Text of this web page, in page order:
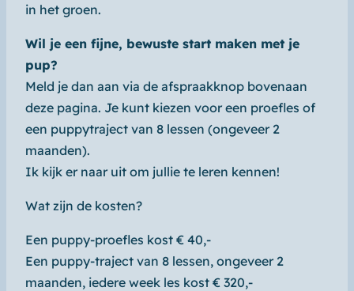
in het groen.
Wil je een fijne, bewuste start maken met je
pup?
Meld je dan aan via de afspraakknop bovenaan
deze pagina. Je kunt kiezen voor een proefles of
een puppytraject van 8 lessen (ongeveer 2
maanden).
Ik kijk er naar uit om jullie te leren kennen!
Wat zijn de kosten?
Een puppy-proefles kost € 40,-
Een puppy-traject van 8 lessen, ongeveer 2
maanden, iedere week les kost € 320,-